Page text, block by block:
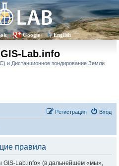
Google+ English
Lab.info
и Дистанционное зондирование Земли
Вход
Регистрация
правила
Lab.info» (в дальнейшем «мы»,